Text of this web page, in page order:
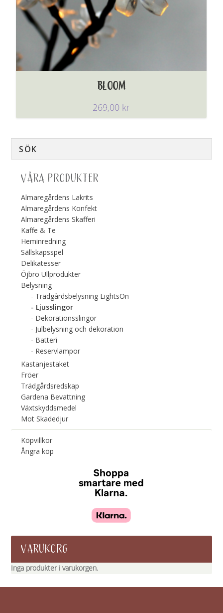
BLOOM
269,00 kr
VÅRA PRODUKTER
Almaregårdens Lakrits
Almaregårdens Konfekt
Almaregårdens Skafferi
Kaffe & Te
Heminredning
Sällskapsspel
Delikatesser
Öjbro Ullprodukter
Belysning
Trädgårdsbelysning LightsOn
Ljusslingor
Dekorationsslingor
Julbelysning och dekoration
Batteri
Reservlampor
Kastanjestaket
Fröer
Trädgårdsredskap
Gardena Bevattning
Växtskyddsmedel
Mot Skadedjur
Köpvillkor
Ångra köp
VARUKORG
Inga produkter i varukorgen.